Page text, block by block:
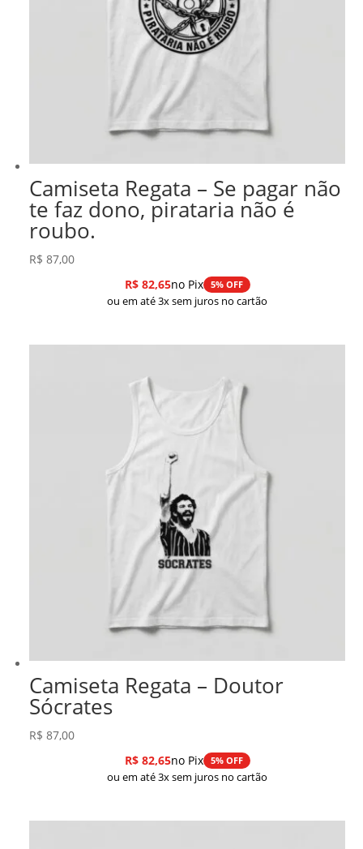
Camiseta Regata – Se pagar não
te faz dono, pirataria não é
roubo.
R$ 87,00
R$82,65no Pix 5% OFF
ou em até 3x sem juros no cartão
Camiseta Regata – Doutor
Sócrates
R$ 87,00
R$82,65no Pix 5% OFF
ou em até 3x sem juros no cartão